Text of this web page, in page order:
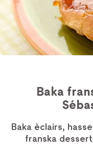
Baka
Baka èclairs,
franska